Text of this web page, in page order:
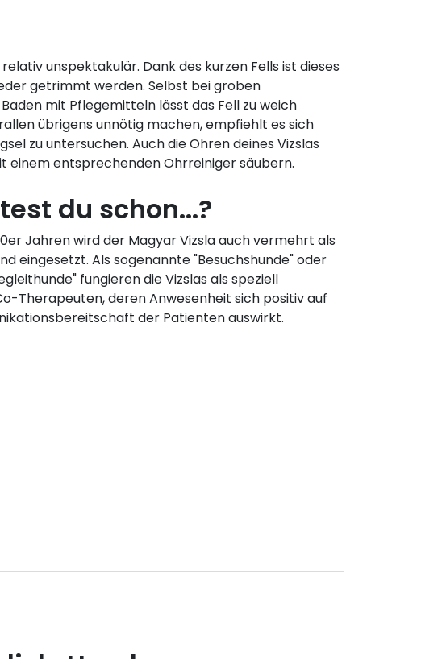
unspektakulär. Dank des kurzen Fells ist dieses
getrimmt werden. Selbst bei groben
mit Pflegemitteln lässt das Fell zu weich
übrigens unnötig machen, empfiehlt es sich
zu untersuchen. Auch die Ohren deines Vizslas
einem entsprechenden Ohrreiniger säubern.
du schon...?
Jahren wird der Magyar Vizsla auch vermehrt als
eingesetzt. Als sogenannte "Besuchshunde" oder
fungieren die Vizslas als speziell
Therapeuten, deren Anwesenheit sich positiv auf
der Patienten auswirkt.